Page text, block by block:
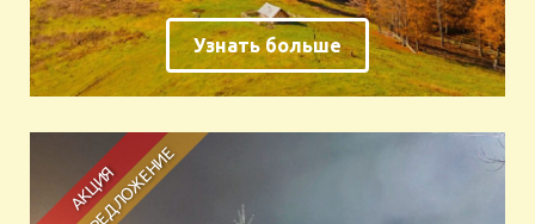
Узнать больше